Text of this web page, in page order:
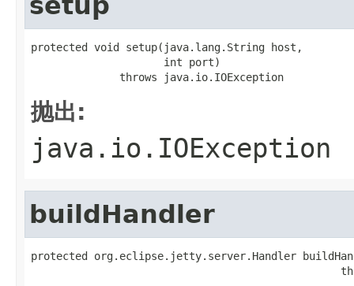
protected void setup(java.lang.String host,
                     int port)
              throws java.io.IOException
抛出:
java.io.IOException
buildHandler
protected org.eclipse.jetty.server.Handler